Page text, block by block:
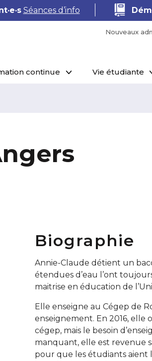
Séances d’info
Nouveaux
continue Vie étudiante
Biographie
Annie-Claude détient un
étendues d’eau l’ont
maitrise en éducation de
Elle enseigne au Cégep de
enseignement. En 2016, elle
cégep, mais le besoin
manquant, elle est revenue
pour que les étudiants aient